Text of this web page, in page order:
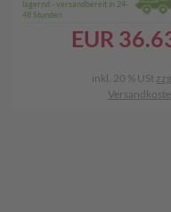
lagernd - versandbereit in 24-
48 Stunden
EUR
inkl. 20 % USt